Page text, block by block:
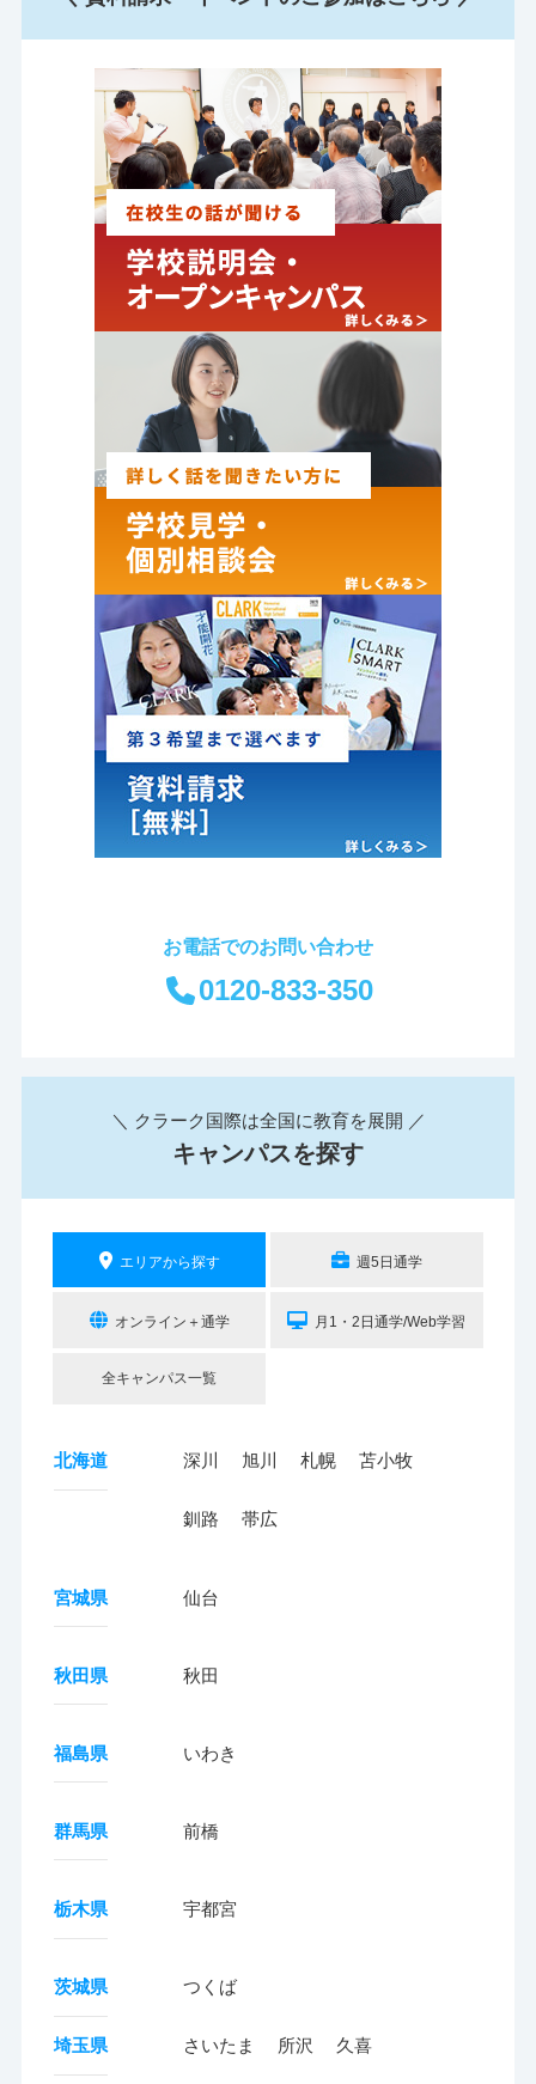
お電話でのお問い合わせ
0120-833-350
＼ クラーク国際は全国に教育を展開 ／
キャンパスを探す
エリアから探す 週5日通学
オンライン＋通学 月1・2日通学/Web学習
全キャンパス一覧
北海道 深川 旭川 札幌 苫小牧
釧路 帯広
宮城県 仙台
秋田県 秋田
福島県 いわき
群馬県 前橋
栃木県 宇都宮
茨城県 つくば
埼玉県 さいたま 所沢 久喜